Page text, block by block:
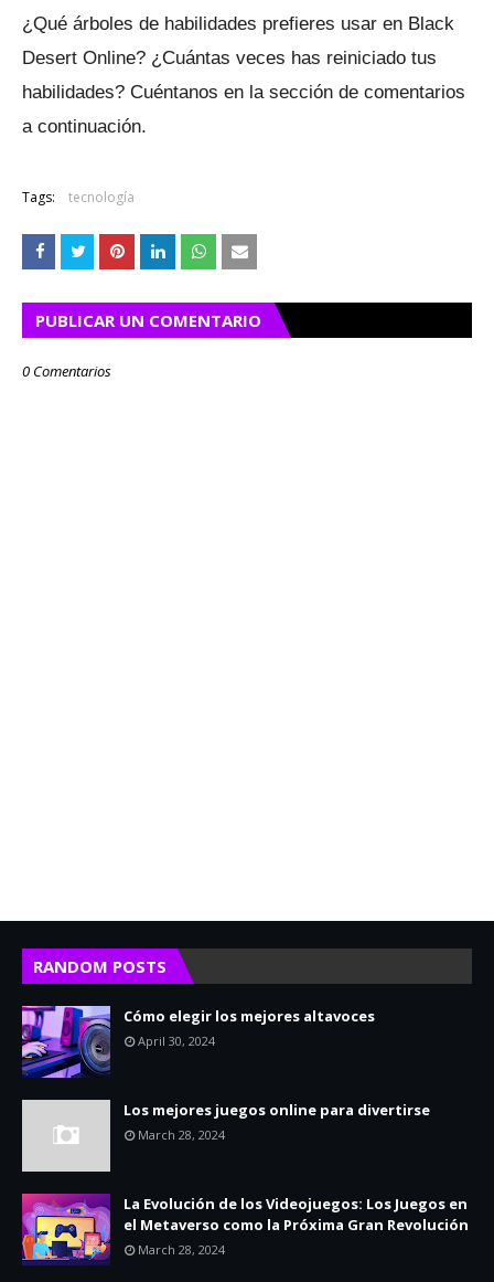
¿Qué árboles de habilidades prefieres usar en Black
Desert Online? ¿Cuántas veces has reiniciado tus
habilidades? Cuéntanos en la sección de comentarios
a continuación.
Tags: tecnología
PUBLICAR UN COMENTARIO
0 Comentarios
RANDOM POSTS
Cómo elegir los mejores altavoces
April 30, 2024
Los mejores juegos online para divertirse
March 28, 2024
La Evolución de los Videojuegos: Los Juegos en
el Metaverso como la Próxima Gran Revolución
March 28, 2024